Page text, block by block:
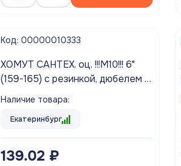
Код: 00000010333
ХОМУТ САНТЕХ. оц. !!!М10!!! 6"
(159-165) с резинкой, дюбелем и
Наличие товара:
Екатеринбург
139.02 ₽